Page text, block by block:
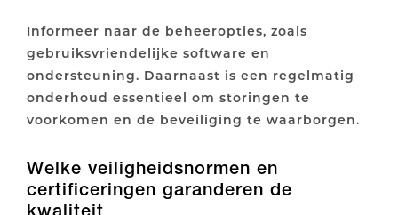
Informeer naar de beheeropties, zoals
gebruiksvriendelijke software en
ondersteuning. Daarnaast is een regelmatig
onderhoud essentieel om storingen te
voorkomen en de beveiliging te waarborgen.
Welke veiligheidsnormen en
certificeringen garanderen de